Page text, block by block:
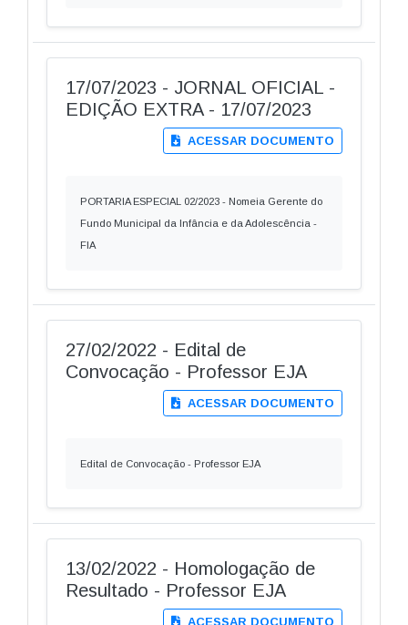
17/07/2023 - JORNAL OFICIAL -
EDIÇÃO EXTRA - 17/07/2023
ACESSAR DOCUMENTO
PORTARIA ESPECIAL 02/2023 - Nomeia Gerente do
Fundo Municipal da Infância e da Adolescência -
FIA
27/02/2022 - Edital de
Convocação - Professor EJA
ACESSAR DOCUMENTO
Edital de Convocação - Professor EJA
13/02/2022 - Homologação de
Resultado - Professor EJA
ACESSAR DOCUMENTO